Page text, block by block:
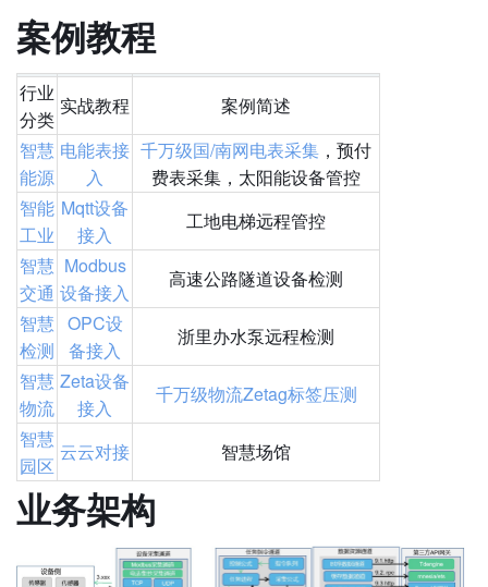
案例教程
行业
分类
实战教程
案例简述
智慧
能源
电能表接
入
千万级国/南网电表采集 ，预付
费表采集，太阳能设备管控
智能
工业
Mqtt设备
接入
工地电梯远程管控
智慧
交通
Modbus
设备接入
高速公路隧道设备检测
智慧
检测
OPC设
备接入
浙里办水泵远程检测
智慧
物流
Zeta设备
接入
千万级物流Zetag标签压测
智慧
园区
云云对接 智慧场馆
业务架构